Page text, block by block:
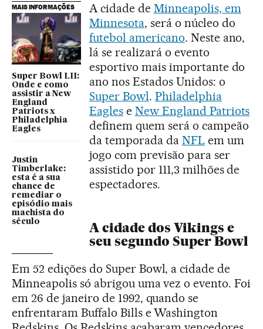
MAIS INFORMAÇÕES
Super Bowl LII:
Onde e como
assistir a New
England
Patriots x
Philadelphia
Eagles
Justin
Timberlake:
esta é a sua
chance de
remediar o
episódio mais
machista do
século
A cidade de Minneapolis, em
Minnesota, será o núcleo do
futebol americano. Neste ano,
lá se realizará o evento
esportivo mais importante do
ano nos Estados Unidos: o
Super Bowl. Philadelphia
Eaglese New England Patriots
definem quem será o campeão
da temporada da NFLem um
jogo com previsão para ser
assistido por 111,3 milhões de
espectadores.
A cidade dos Vikings e
seu segundo Super Bowl
Em 52 edições do Super Bowl, a cidade de
Minneapolis só abrigou uma vez o evento. Foi
em 26 de janeiro de 1992, quando se
enfrentaram Buffalo Bills e Washington